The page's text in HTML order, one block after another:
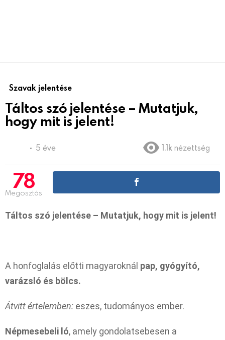
Szavak jelentése
Táltos szó jelentése – Mutatjuk,
hogy mit is jelent!
5 éve 1.1k nézettség
78
Megosztás
Táltos szó jelentése – Mutatjuk, hogy mit is jelent!
A honfoglalás előtti magyaroknál pap, gyógyító,
varázsló és bölcs.
Átvitt értelemben: eszes, tudományos ember.
Népmesebeli ló, amely gondolatsebesen a